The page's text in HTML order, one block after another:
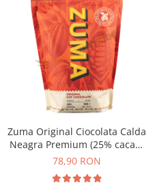
Zuma Original Ciocolata Calda
Neagra Premium (25% cacao)
– Pudra pentru Bautura Calda
78,90 RON